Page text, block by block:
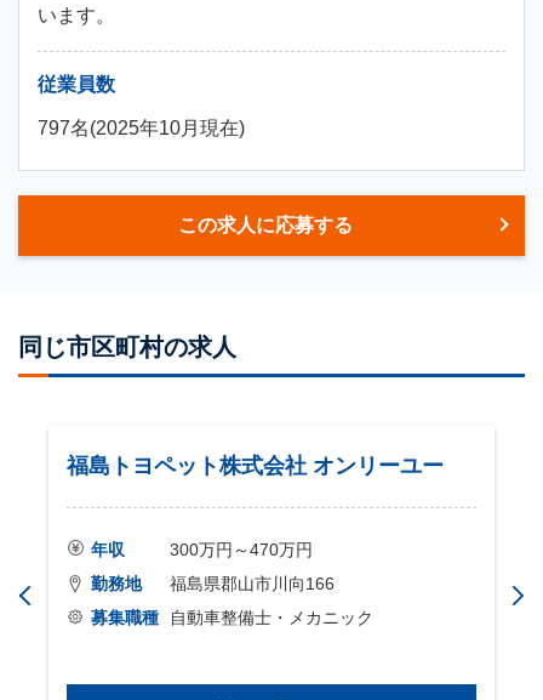
います。
従業員数
797名(2025年10月現在)
この求人に応募する
同じ市区町村の求人
福島トヨペット株式会社 オンリーユー
年収
300万円～470万円
勤務地
福島県郡山市川向166
募集職種
自動車整備士・メカニック